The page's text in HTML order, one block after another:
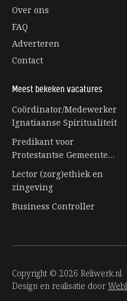
Over ons
FAQ
Adverteren
Contact
Meest bekeken vacatures
Coördinator/Medewerker
Ignatiaanse Spiritualiteit
Predikant voor
Protestantse Gemeente
Lector (zorg)ethiek en
zingeving
Business Controller
Copyright © 2026 Reliwerk.nl
Design en realisatie door